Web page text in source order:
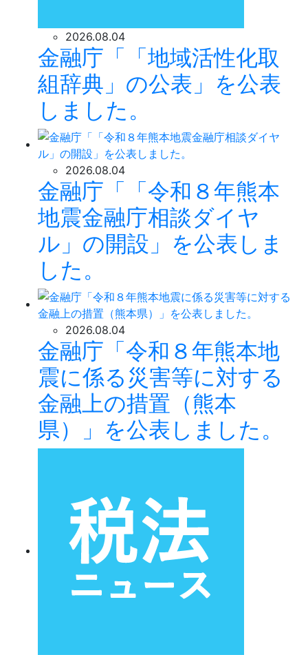
2026.08.04
金融庁「「地域活性化取
組辞典」の公表」を公表
しました。
2026.08.04
金融庁「「令和８年熊本
地震金融庁相談ダイヤ
ル」の開設」を公表しま
した。
2026.08.04
金融庁「令和８年熊本地
震に係る災害等に対する
金融上の措置（熊本
県）」を公表しました。